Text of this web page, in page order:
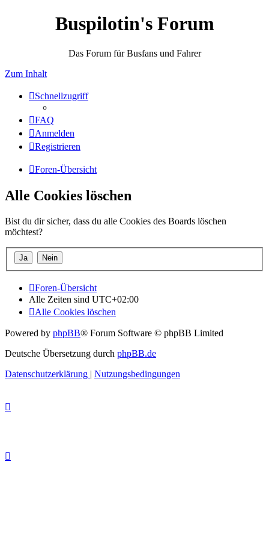
Buspilotin's Forum
Das Forum für Busfans und Fahrer
Zum Inhalt
Schnellzugriff
FAQ
Anmelden
Registrieren
Foren-Übersicht
Alle Cookies löschen
Bist du dir sicher, dass du alle Cookies des Boards löschen
möchtest?
Foren-Übersicht
Alle Zeiten sind UTC+02:00
Alle Cookies löschen
Powered by phpBB® Forum Software © phpBB Limited
Deutsche Übersetzung durch phpBB.de
Datenschutzerklärung | Nutzungsbedingungen